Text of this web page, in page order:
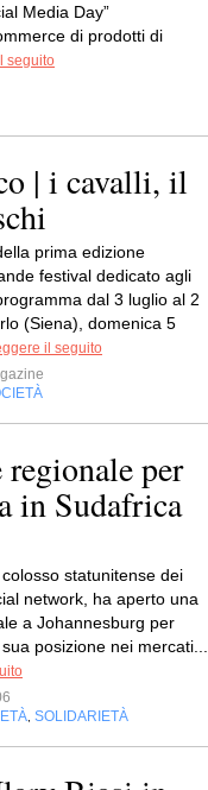
Media Day”
di prodotti di
seguito
| i cavalli, il
prima edizione
festival dedicato agli
dal 3 luglio al 2
(Siena), domenica 5
il seguito
regionale per
in Sudafrica
statunitense dei
network, ha aperto una
a Johannesburg per
posizione nei mercati...
SOLIDARIETÀ